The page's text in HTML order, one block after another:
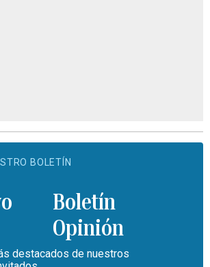
BOLETÍN
Boletín
Opinión
destacados de nuestros